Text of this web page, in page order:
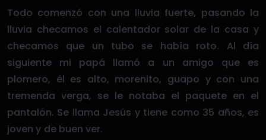
Todo comenzó con una lluvia fuerte, pasando la
lluvia checamos el calentador solar de la casa y
checamos que un tubo se había roto. Al día
siguiente mi papá llamó a un amigo que es
plomero, él es alto, morenito, guapo y con una
tremenda verga, se le notaba el paquete en el
pantalón. Se llama Jesús y tiene como 35 años, es
joven y de buen ver.